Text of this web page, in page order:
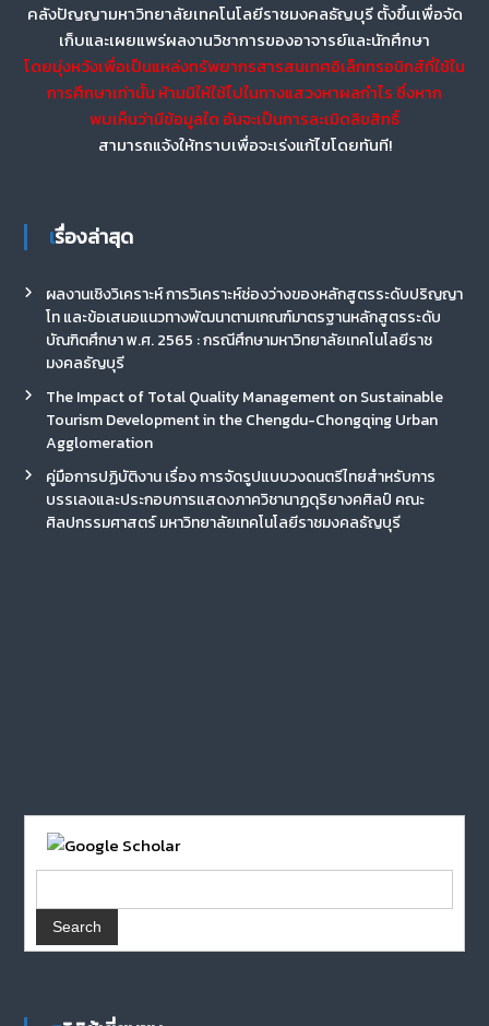
คลังปัญญามหาวิทยาลัยเทคโนโลยีราชมงคลธัญบุรี ตั้งขึ้นเพื่อจัด
เก็บและเผยแพร่ผลงานวิชาการของอาจารย์และนักศึกษา
โดยมุ่งหวังเพื่อเป็นแหล่งทรัพยากรสารสนเทศอิเล็กทรอนิกส์ที่ใช้ใน
การศึกษาเท่านั้น ห้ามมิให้ใช้ไปในทางแสวงหาผลกำไร ซึ่งหาก
พบเห็นว่ามีข้อมูลใด อันจะเป็นการละเมิดลิขสิทธิ์
สามารถแจ้งให้ทราบเพื่อจะเร่งแก้ไขโดยทันที!
เรื่องล่าสุด
ผลงานเชิงวิเคราะห์ การวิเคราะห์ช่องว่างของหลักสูตรระดับปริญญา
โท และข้อเสนอแนวทางพัฒนาตามเกณฑ์มาตรฐานหลักสูตรระดับ
บัณฑิตศึกษา พ.ศ. 2565 : กรณีศึกษามหาวิทยาลัยเทคโนโลยีราช
มงคลธัญบุรี
The Impact of Total Quality Management on Sustainable
Tourism Development in the Chengdu-Chongqing Urban
Agglomeration
คู่มือการปฏิบัติงาน เรื่อง การจัดรูปแบบวงดนตรีไทยสำหรับการ
บรรเลงและประกอบการแสดงภาควิชานาฏดุริยางคศิลป์ คณะ
ศิลปกรรมศาสตร์ มหาวิทยาลัยเทคโนโลยีราชมงคลธัญบุรี